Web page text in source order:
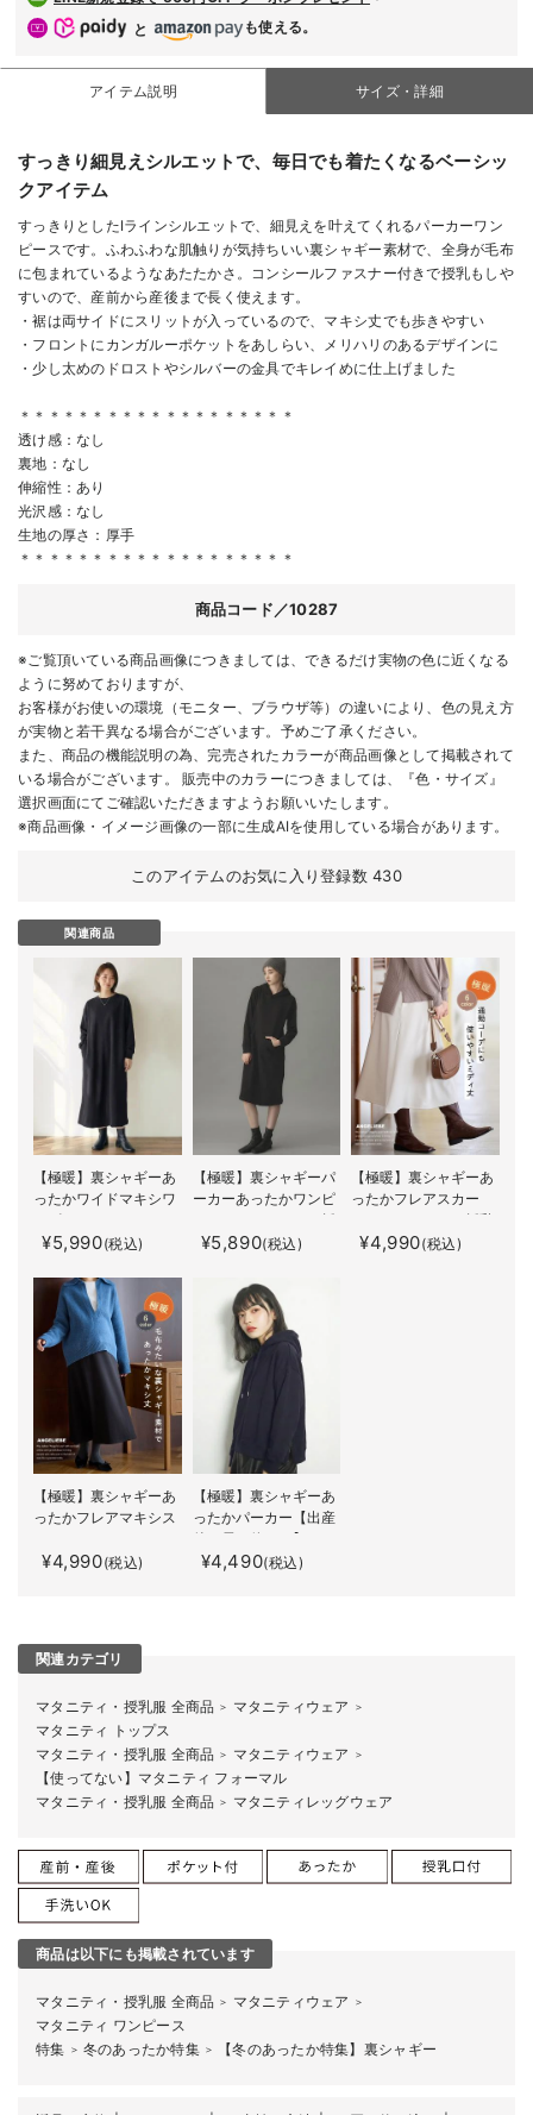
と
も使える。
アイテム説明 サイズ・詳細
すっきり細見えシルエットで、毎日でも着たくなるベーシッ
クアイテム
すっきりとしたIラインシルエットで、細見えを叶えてくれるパーカーワン
ピースです。ふわふわな肌触りが気持ちいい裏シャギー素材で、全身が毛布
に包まれているようなあたたかさ。コンシールファスナー付きで授乳もしや
すいので、産前から産後まで長く使えます。
・裾は両サイドにスリットが入っているので、マキシ丈でも歩きやすい
・フロントにカンガルーポケットをあしらい、メリハリのあるデザインに
・少し太めのドロストやシルバーの金具でキレイめに仕上げました
＊＊＊＊＊＊＊＊＊＊＊＊＊＊＊＊＊＊＊
透け感：なし
裏地：なし
伸縮性：あり
光沢感：なし
生地の厚さ：厚手
＊＊＊＊＊＊＊＊＊＊＊＊＊＊＊＊＊＊＊
商品コード／10287
※ご覧頂いている商品画像につきましては、できるだけ実物の色に近くなる
ように努めておりますが、
お客様がお使いの環境（モニター、ブラウザ等）の違いにより、色の見え方
が実物と若干異なる場合がございます。予めご了承ください。
また、商品の機能説明の為、完売されたカラーが商品画像として掲載されて
いる場合がございます。 販売中のカラーにつきましては、『色・サイズ』
選択画面にてご確認いただきますようお願いいたします。
※商品画像・イメージ画像の一部に生成AIを使用している場合があります。
このアイテムのお気に入り登録数 430
関連商品
【極暖】裏シャギーあ
ったかワイドマキシワ
ンピース マタニテ
ィ・授乳服【出産後も
¥5,990(税込)
【極暖】裏シャギーパ
ーカーあったかワンピ
ース マタニティ・授
乳服
¥5,890(税込)
【極暖】裏シャギーあ
ったかフレアスカー
ト マタニティ・授乳
服【出産後も長く使え
¥4,990(税込)
【極暖】裏シャギーあ
ったかフレアマキシス
授乳服【出産後も長く
¥4,990(税込)
【極暖】裏シャギーあ
ったかパーカー【出産
後も長く使える】
¥4,490(税込)
関連カテゴリ
マタニティ・授乳服 全商品 ＞ マタニティウェア ＞
マタニティ トップス
マタニティ・授乳服 全商品 ＞ マタニティウェア ＞
【使ってない】マタニティ フォーマル
マタニティ・授乳服 全商品 ＞ マタニティレッグウェア
商品は以下にも掲載されています
マタニティ・授乳服 全商品 ＞ マタニティウェア ＞
マタニティ ワンピース
特集 ＞ 冬のあったか特集 ＞ 【冬のあったか特集】裏シャギー